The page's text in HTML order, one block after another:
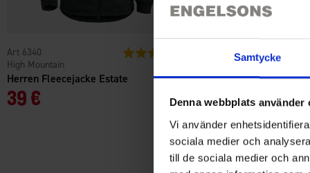
Samtycke
Denna webbplats använder
Vi använder
sociala medier och
till de sociala medier och
Herren Fleecejacke Estate
High Mountain
6340
39 €
Bewertung:
Herren Hybrid-
High Mountain
35 €